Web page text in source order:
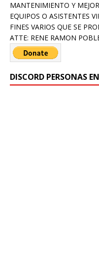
MANTENIMIENTO Y
EQUIPOS O ASISTENTES
FINES VARIOS QUE SE
ATTE: RENE RAMON
DISCORD PERSONAS